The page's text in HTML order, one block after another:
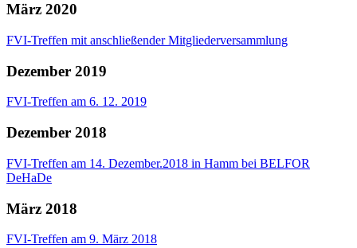
März 2020
FVI-Treffen mit anschließender Mitgliederversammlung
Dezember 2019
FVI-Treffen am 6. 12. 2019
Dezember 2018
FVI-Treffen am 14. Dezember.2018 in Hamm bei BELFOR
DeHaDe
März 2018
FVI-Treffen am 9. März 2018